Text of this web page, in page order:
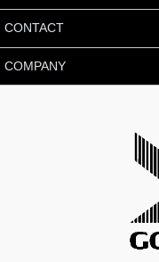
CONTACT
COMPANY